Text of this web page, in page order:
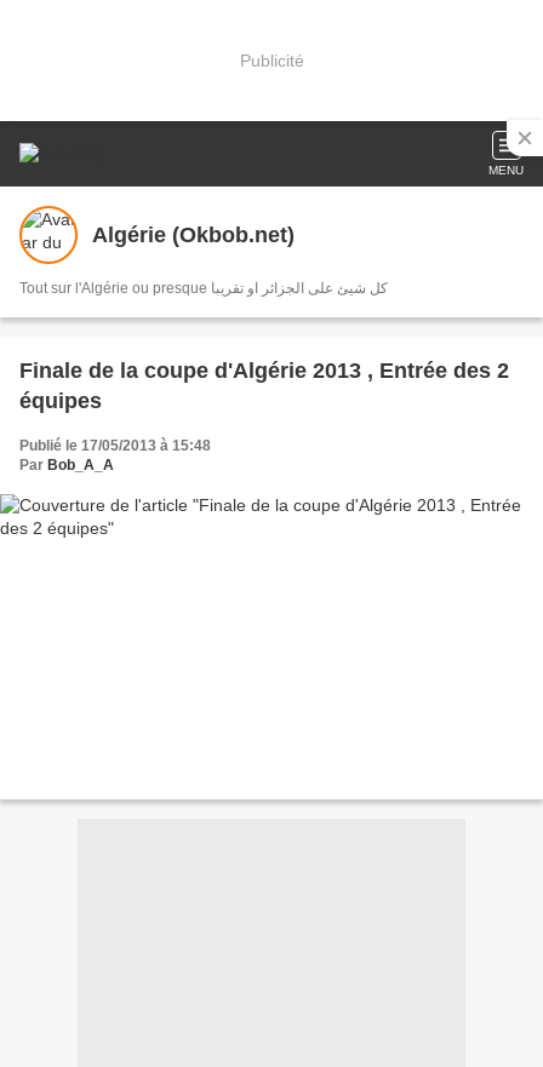
Publicité
MENU
Algérie (Okbob.net)
Tout sur l'Algérie ou presque كل شيئ على الجزائر او تقريبا
Finale de la coupe d'Algérie 2013 , Entrée des 2
équipes
Publié le 17/05/2013 à 15:48
Par Bob_A_A